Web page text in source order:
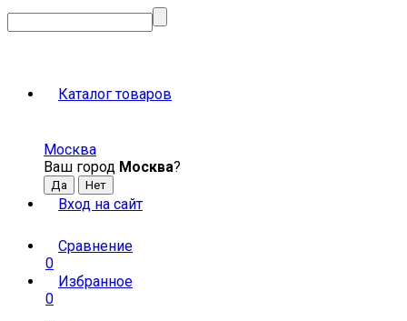
Каталог товаров
Москва
Ваш город Москва?
Вход на сайт
Сравнение
0
Избранное
0